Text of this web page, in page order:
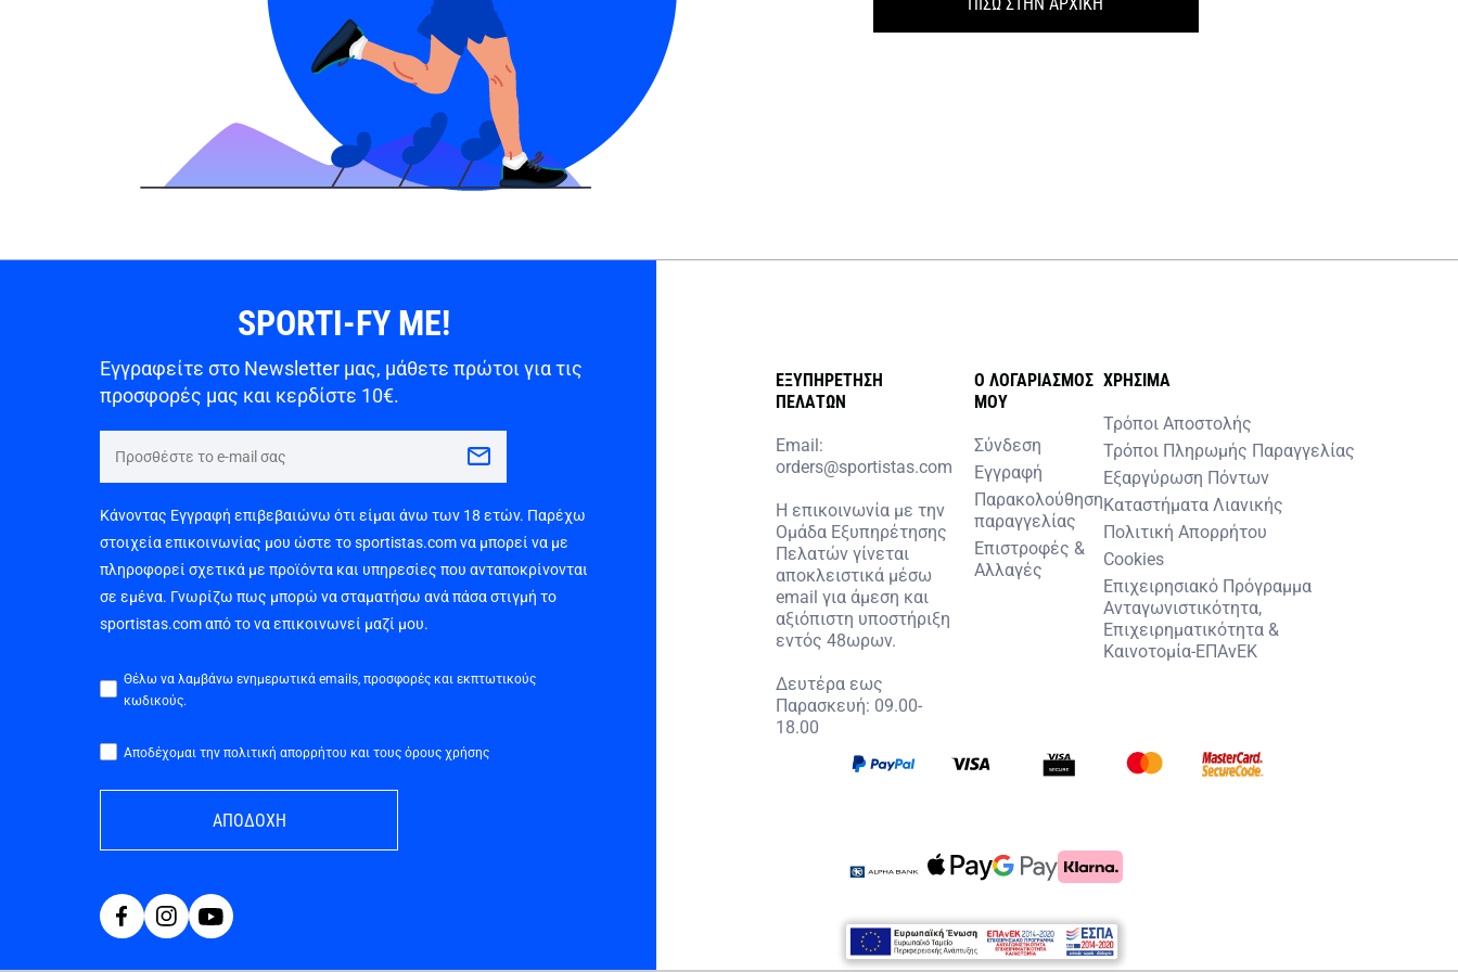
SPORTI-FY ME!
Εγγραφείτε στο Newsletter μας, μάθετε πρώτοι για τις
προσφορές μας και κερδίστε 10€.
Κάνοντας Εγγραφή επιβεβαιώνω ότι είμαι άνω των 18 ετών. Παρέχω
στοιχεία επικοινωνίας μου ώστε το sportistas.com να μπορεί να με
πληροφορεί σχετικά με προϊόντα και υπηρεσίες που ανταποκρίνονται
σε εμένα. Γνωρίζω πως μπορώ να σταματήσω ανά πάσα στιγμή το
sportistas.com από το να επικοινωνεί μαζί μου.
Θέλω να λαμβάνω ενημερωτικά emails, προσφορές και εκπτωτικούς
κωδικούς.
Αποδέχομαι την πολιτική απορρήτου και τους όρους χρήσης
ΑΠΟΔΟΧΗ
ΕΞΥΠΗΡΕΤΗΣΗ
ΠΕΛΑΤΩΝ
Email:
orders@sportistas.com
Η επικοινωνία με την
Ομάδα Εξυπηρέτησης
Πελατών γίνεται
αποκλειστικά μέσω
email για άμεση και
αξιόπιστη υποστήριξη
εντός 48ωρων.
Δευτέρα εως
Παρασκευή: 09.00-
18.00
O ΛΟΓΑΡΙΑΣΜOΣ
MOY
Σύνδεση
Εγγραφή
Παρακολούθηση
παραγγελίας
Επιστροφές &
Αλλαγές
ΧΡHΣΙΜΑ
Τρόποι Αποστολής
Τρόποι Πληρωμής Παραγγελίας
Εξαργύρωση Πόντων
Καταστήματα Λιανικής
Πολιτική Απορρήτου
Cookies
Επιχειρησιακό Πρόγραμμα
Ανταγωνιστικότητα,
Επιχειρηματικότητα &
Καινοτομία-ΕΠΑνΕΚ